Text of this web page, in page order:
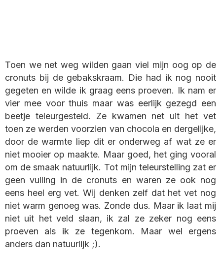
Toen we net weg wilden gaan viel mijn oog op de
cronuts bij de gebakskraam. Die had ik nog nooit
gegeten en wilde ik graag eens proeven. Ik nam er
vier mee voor thuis maar was eerlijk gezegd een
beetje teleurgesteld. Ze kwamen net uit het vet
toen ze werden voorzien van chocola en dergelijke,
door de warmte liep dit er onderweg af wat ze er
niet mooier op maakte. Maar goed, het ging vooral
om de smaak natuurlijk. Tot mijn teleurstelling zat er
geen vulling in de cronuts en waren ze ook nog
eens heel erg vet. Wij denken zelf dat het vet nog
niet warm genoeg was. Zonde dus. Maar ik laat mij
niet uit het veld slaan, ik zal ze zeker nog eens
proeven als ik ze tegenkom. Maar wel ergens
anders dan natuurlijk ;).